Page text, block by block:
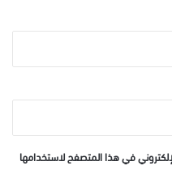
في هذا المتصفح لاستخدامها